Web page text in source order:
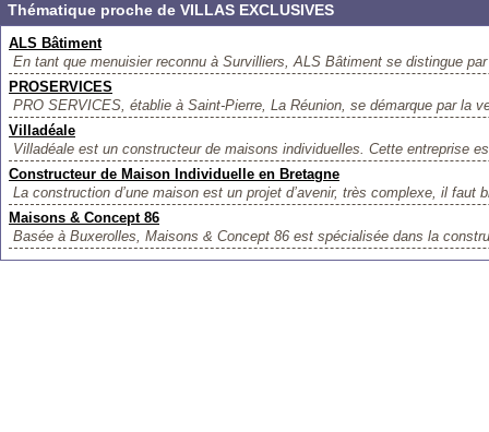
Thématique proche de VILLAS EXCLUSIVES
ALS Bâtiment
En tant que menuisier reconnu à Survilliers, ALS Bâtiment se distingue
PROSERVICES
PRO SERVICES, établie à Saint-Pierre, La Réunion, se démarque par la
Villadéale
Villadéale est un constructeur de maisons individuelles. Cette entreprise
Constructeur de Maison Individuelle en Bretagne
La construction d’une maison est un projet d’avenir, très complexe, il faut
Maisons & Concept 86
Basée à Buxerolles, Maisons & Concept 86 est spécialisée dans la